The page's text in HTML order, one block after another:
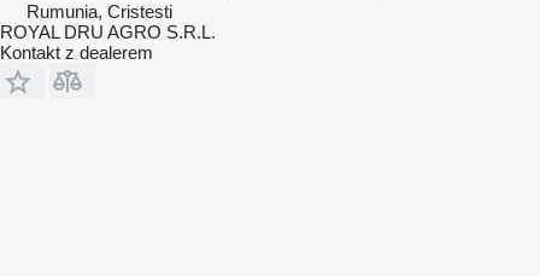
Rumunia, Cristesti
ROYAL DRU AGRO S.R.L.
Kontakt z dealerem